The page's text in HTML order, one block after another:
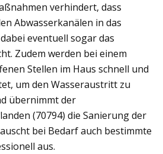
verhindert, dass
Abwasserkanälen in das
eventuell sogar das
Zudem werden bei einem
Stellen im Haus schnell und
um den Wasseraustritt zu
übernimmt der
(70794) die Sanierung der
bei Bedarf auch bestimmte
aus.